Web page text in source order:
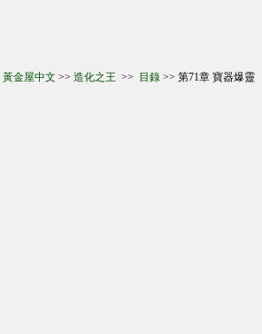
黃金屋中文 >> 造化之王 >> 目錄 >> 第71章 寶器爆靈